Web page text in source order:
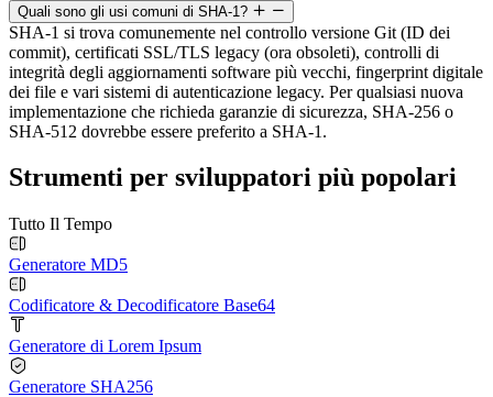
Quali sono gli usi comuni di SHA-1?
SHA-1 si trova comunemente nel controllo versione Git (ID dei
commit), certificati SSL/TLS legacy (ora obsoleti), controlli di
integrità degli aggiornamenti software più vecchi, fingerprint digitale
dei file e vari sistemi di autenticazione legacy. Per qualsiasi nuova
implementazione che richieda garanzie di sicurezza, SHA-256 o
SHA-512 dovrebbe essere preferito a SHA-1.
Strumenti per sviluppatori più popolari
Tutto Il Tempo
Generatore MD5
Codificatore & Decodificatore Base64
Generatore di Lorem Ipsum
Generatore SHA256